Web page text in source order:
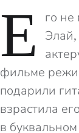
Е
го не
Элай,
фильме
подарили
взрастила
в